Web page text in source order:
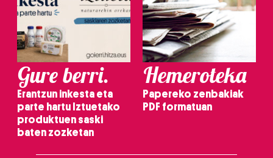
Gure berri.
Erantzun inkesta eta
parte hartu Iztuetako
produktuen saski
baten zozketan
Hemeroteka
Papereko zenbakiak
PDF formatuan